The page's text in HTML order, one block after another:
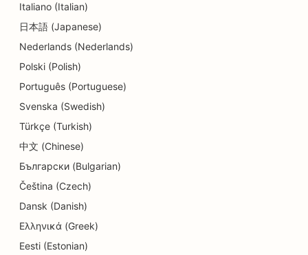
SEO per i negozi di dettagli
SEO per i clienti
SEO per le pasticcerie
SEO per i servizi educativi e di assistenza
all'infanzia
SEO per negozi di ciambelle
SEO per elettricisti
SEO per le tintorie
Italiano (Italian)
日本語 (Japanese)
Nederlands (Nederlands)
Polski (Polish)
Português (Portuguese)
Svenska (Swedish)
Türkçe (Turkish)
中文 (Chinese)
Български (Bulgarian)
Čeština (Czech)
Dansk (Danish)
Ελληνικά (Greek)
Eesti (Estonian)